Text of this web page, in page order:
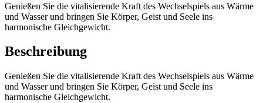
Genießen Sie die vitalisierende Kraft des Wechselspiels aus Wärme
und Wasser und bringen Sie Körper, Geist und Seele ins
harmonische Gleichgewicht.
Beschreibung
Genießen Sie die vitalisierende Kraft des Wechselspiels aus Wärme
und Wasser und bringen Sie Körper, Geist und Seele ins
harmonische Gleichgewicht.